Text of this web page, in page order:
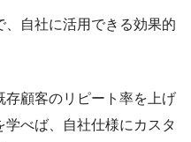
、自社に活用できる効果的
顧客のリピート率を上げ
べば、自社仕様にカスタ